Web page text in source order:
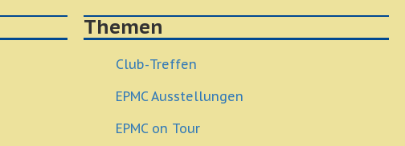
Themen
Club-Treffen
EPMC Ausstellungen
EPMC on Tour